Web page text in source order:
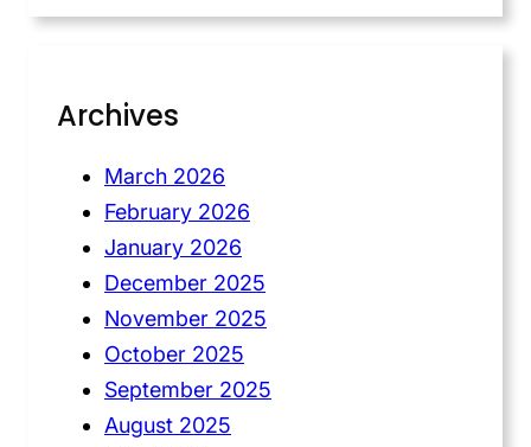
Archives
March 2026
February 2026
January 2026
December 2025
November 2025
October 2025
September 2025
August 2025